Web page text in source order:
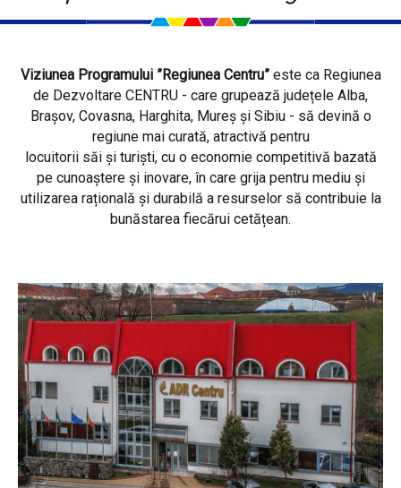
Viziunea Programului ”Regiunea Centru”este ca Regiunea
de Dezvoltare CENTRU - care grupează județele Alba,
Brașov, Covasna, Harghita, Mureș și Sibiu - să devină o
regiune mai curată, atractivă pentru
locuitorii săi și turiști, cu o economie competitivă bazată
pe cunoaștere și inovare, în care grija pentru mediu și
utilizarea rațională și durabilă a resurselor să contribuie la
bunăstarea fiecărui cetățean.